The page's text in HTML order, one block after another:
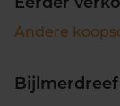
Andere
Bijlmerdreef